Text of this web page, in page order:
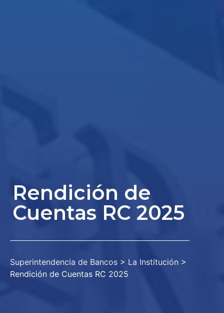
Rendición de
Cuentas RC 2025
Superintendencia de Bancos > La Institución >
Rendición de Cuentas RC 2025